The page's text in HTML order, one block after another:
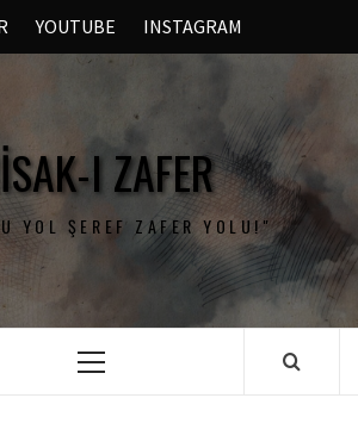
YOUTUBE INSTAGRAM
I ZAFER
YOL ŞEREF ZAFER YOLU!"